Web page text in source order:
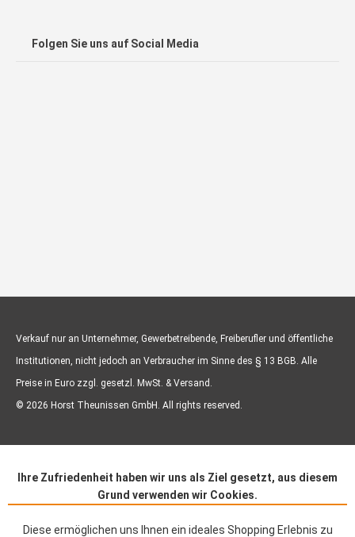
Folgen Sie uns auf Social Media
Verkauf nur an Unternehmer, Gewerbetreibende, Freiberufler und öffentliche
Institutionen, nicht jedoch an Verbraucher im Sinne des § 13 BGB. Alle
Preise in Euro zzgl. gesetzl. MwSt. & Versand.
© 2026 Horst Theunissen GmbH. All rights reserved.
Ihre Zufriedenheit haben wir uns als Ziel gesetzt, aus diesem
Grund verwenden wir Cookies.
Diese ermöglichen uns Ihnen ein ideales Shopping Erlebnis zu